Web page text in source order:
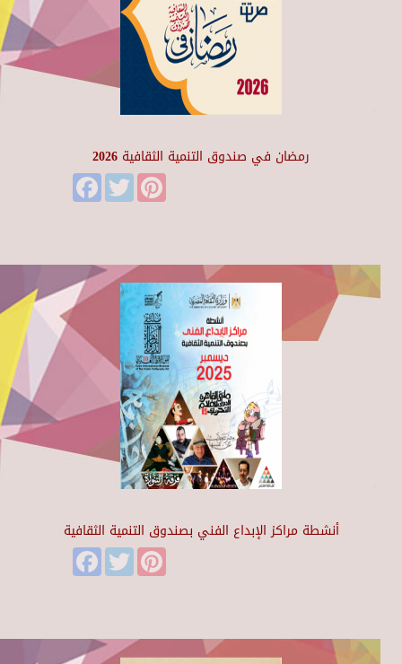
رمضان في صندوق التنمية الثقافية 2026
FacebookTwitter
أنشطة مراكز الإبداع الفني بصندوق التنمية الثقافية
FacebookTwitter